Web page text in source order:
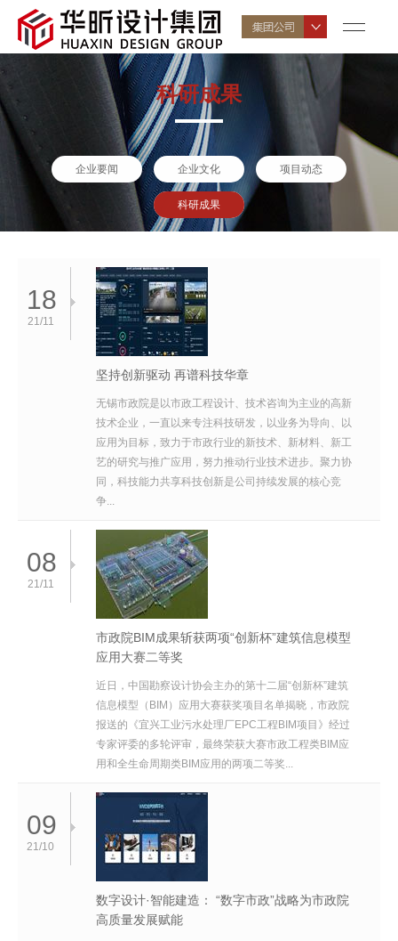
科研成果
企业要闻 企业文化 项目动态
科研成果
18
21/11
坚持创新驱动 再谱科技华章
无锡市政院是以市政工程设计、技术咨询为主业的高新
技术企业，一直以来专注科技研发，以业务为导向、以
应用为目标，致力于市政行业的新技术、新材料、新工
艺的研究与推广应用，努力推动行业技术进步。聚力协
同，科技能力共享科技创新是公司持续发展的核心竞
争...
08
21/11
市政院BIM成果斩获两项“创新杯”建筑信息模型
应用大赛二等奖
近日，中国勘察设计协会主办的第十二届“创新杯”建筑
信息模型（BIM）应用大赛获奖项目名单揭晓，市政院
报送的《宜兴工业污水处理厂EPC工程BIM项目》经过
专家评委的多轮评审，最终荣获大赛市政工程类BIM应
用和全生命周期类BIM应用的两项二等奖...
09
21/10
数字设计·智能建造： “数字市政”战略为市政院
高质量发展赋能